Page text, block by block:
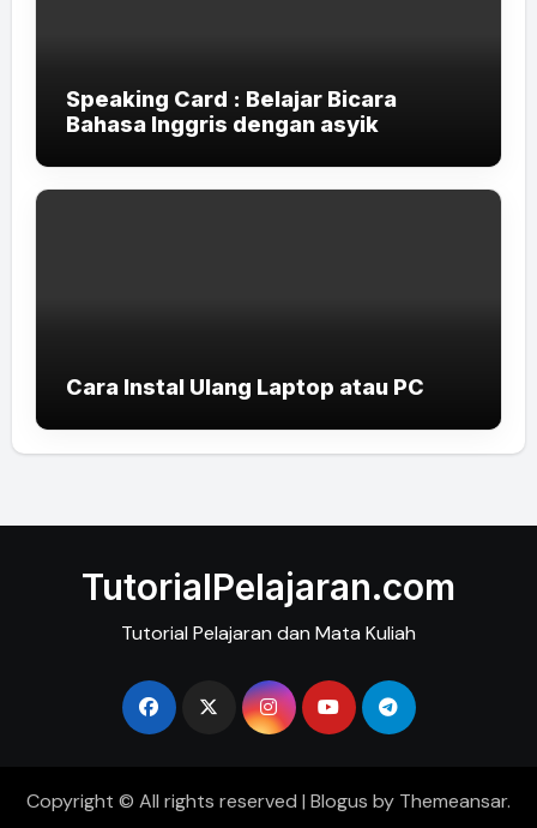
Speaking Card : Belajar Bicara
Bahasa Inggris dengan asyik
Cara Instal Ulang Laptop atau PC
TutorialPelajaran.com
Tutorial Pelajaran dan Mata Kuliah
Copyright © All rights reserved | Blogus by Themeansar.